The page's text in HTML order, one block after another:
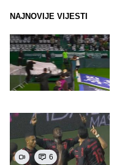
NAJNOVIJE VIJESTI
6